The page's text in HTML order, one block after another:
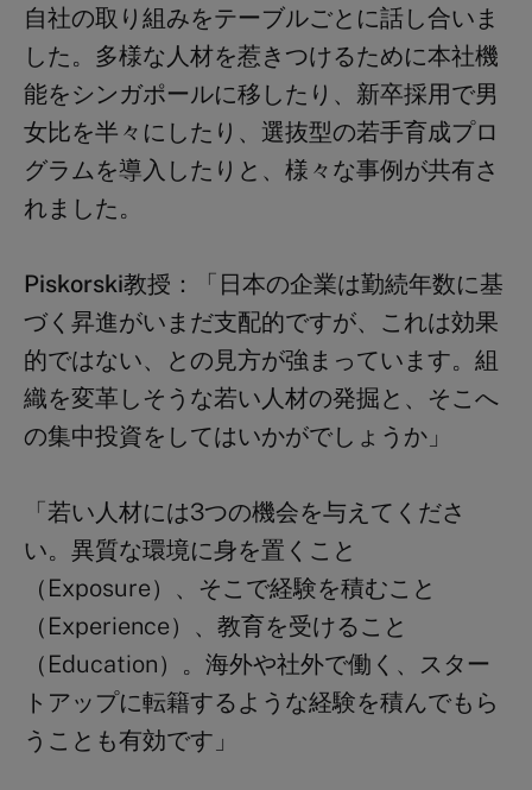
自社の取り組みをテーブルごとに話し合いま
した。多様な人材を惹きつけるために本社機
能をシンガポールに移したり、新卒採用で男
女比を半々にしたり、選抜型の若手育成プロ
グラムを導入したりと、様々な事例が共有さ
れました。
Piskorski教授：「 日本の企業は勤続年数に基
づく昇進がいまだ支配的ですが、これは効果
的ではない、との見方が強まっています。組
織を変革しそうな若い人材の発掘と、そこへ
の集中投資をしてはいかがでしょうか」
「若い人材には3つの機会を与えてくださ
い。 異質な環境に身を置くこと
（Exposure） 、そこで経験を積むこと
（Experience） 、教育を受けること
（Education） 。海外や社外で働く、スター
トアップに転籍するような経験を積んでもら
うことも有効です」